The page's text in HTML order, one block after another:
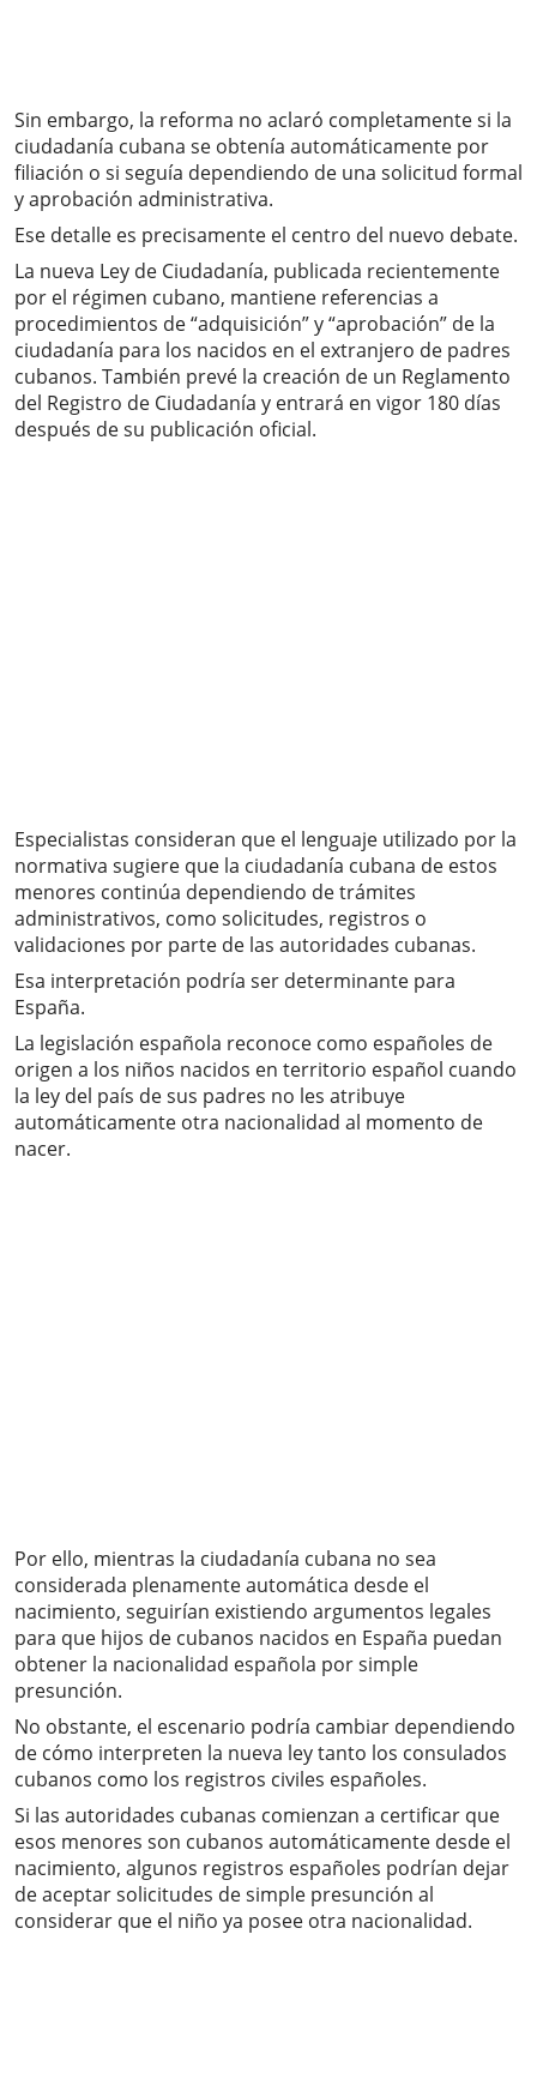
Sin embargo, la reforma no aclaró completamente si la
ciudadanía cubana se obtenía automáticamente por
filiación o si seguía dependiendo de una solicitud formal
y aprobación administrativa.
Ese detalle es precisamente el centro del nuevo debate.
La nueva Ley de Ciudadanía, publicada recientemente
por el régimen cubano, mantiene referencias a
procedimientos de “adquisición” y “aprobación” de la
ciudadanía para los nacidos en el extranjero de padres
cubanos. También prevé la creación de un Reglamento
del Registro de Ciudadanía y entrará en vigor 180 días
después de su publicación oficial.
Especialistas consideran que el lenguaje utilizado por la
normativa sugiere que la ciudadanía cubana de estos
menores continúa dependiendo de trámites
administrativos, como solicitudes, registros o
validaciones por parte de las autoridades cubanas.
Esa interpretación podría ser determinante para
España.
La legislación española reconoce como españoles de
origen a los niños nacidos en territorio español cuando
la ley del país de sus padres no les atribuye
automáticamente otra nacionalidad al momento de
nacer.
Por ello, mientras la ciudadanía cubana no sea
considerada plenamente automática desde el
nacimiento, seguirían existiendo argumentos legales
para que hijos de cubanos nacidos en España puedan
obtener la nacionalidad española por simple
presunción.
No obstante, el escenario podría cambiar dependiendo
de cómo interpreten la nueva ley tanto los consulados
cubanos como los registros civiles españoles.
Si las autoridades cubanas comienzan a certificar que
esos menores son cubanos automáticamente desde el
nacimiento, algunos registros españoles podrían dejar
de aceptar solicitudes de simple presunción al
considerar que el niño ya posee otra nacionalidad.